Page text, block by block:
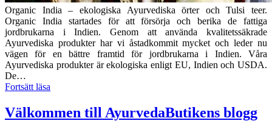
Organic India – ekologiska Ayurvediska örter och Tulsi teer.
Organic India startades för att försörja och berika de fattiga
jordbrukarna i Indien. Genom att använda kvalitetssäkrade
Ayurvediska produkter har vi åstadkommit mycket och leder nu
vägen för en bättre framtid för jordbrukarna i Indien. Våra
Ayurvediska produkter är ekologiska enligt EU, Indien och USDA.
De…
Fortsätt läsa
Välkommen till AyurvedaButikens blogg